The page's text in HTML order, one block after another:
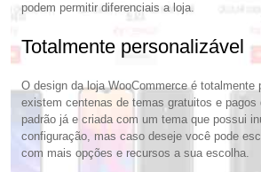
podem permitir diferenciais a loja.
Totalmente personalizável
O design da loja WooCommerce é totalmente
existem centenas de temas gratuitos e
padrão já e criada com um tema que possui
configuração, mas caso deseje você pode
com mais opções e recursos a sua escolha.